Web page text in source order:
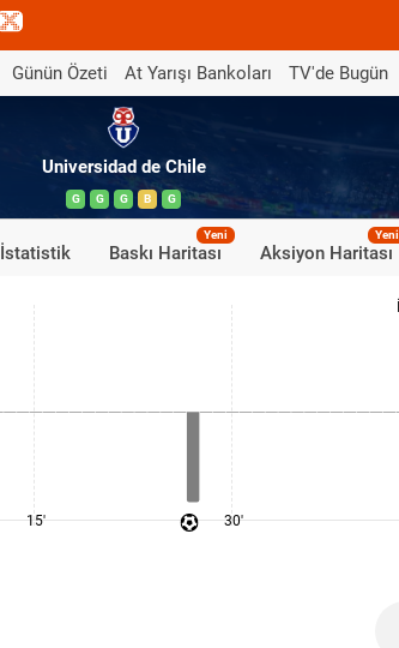
Günün Özeti At Yarışı Bankoları TV'de Bugün
Universidad de Chile
G G G B G
İstatistik Baskı Haritası
Yeni
Aksiyon Haritası
Yeni
15' 30'